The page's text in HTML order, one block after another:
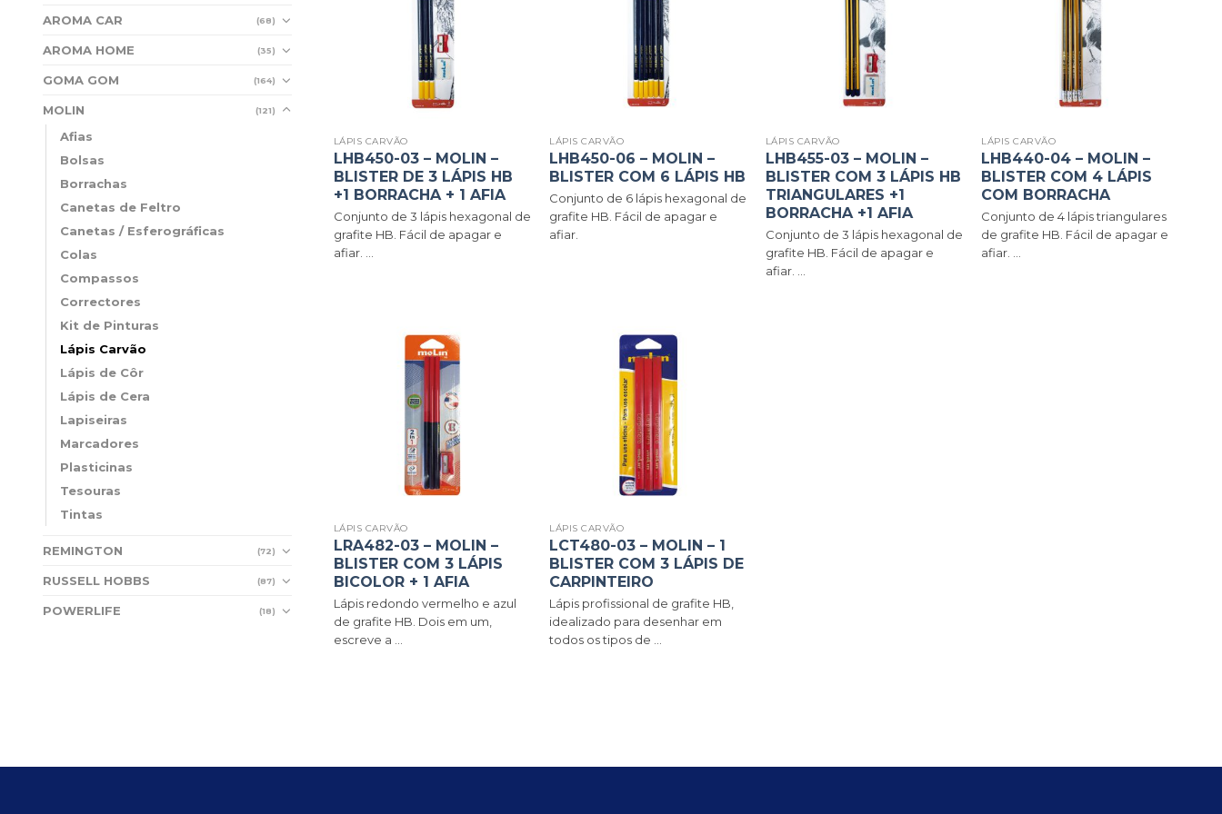
AROMA CAR (68)
AROMA HOME (35)
GOMA GOM (164)
MOLIN (121)
Afias
Bolsas
Borrachas
Canetas de Feltro
Canetas / Esferográficas
Colas
Compassos
Correctores
Kit de Pinturas
Lápis Carvão
Lápis de Côr
Lápis de Cera
Lapiseiras
Marcadores
Plasticinas
Tesouras
Tintas
REMINGTON (72)
RUSSELL HOBBS (87)
POWERLIFE (18)
LÁPIS CARVÃO
LHB450-03 – MOLIN –
BLISTER DE 3 LÁPIS HB
+1 BORRACHA + 1 AFIA
Conjunto de 3 lápis hexagonal de
grafite HB. Fácil de apagar e
afiar. ...
LÁPIS CARVÃO
LHB450-06 – MOLIN –
BLISTER COM 6 LÁPIS HB
Conjunto de 6 lápis hexagonal de
grafite HB. Fácil de apagar e
afiar.
LÁPIS CARVÃO
LHB455-03 – MOLIN –
BLISTER COM 3 LÁPIS HB
TRIANGULARES +1
BORRACHA +1 AFIA
Conjunto de 3 lápis hexagonal de
grafite HB. Fácil de apagar e
afiar. ...
LÁPIS CARVÃO
LHB440-04 – MOLIN –
BLISTER COM 4 LÁPIS
COM BORRACHA
Conjunto de 4 lápis triangulares
de grafite HB. Fácil de apagar e
afiar. ...
LÁPIS CARVÃO
LRA482-03 – MOLIN –
BLISTER COM 3 LÁPIS
BICOLOR + 1 AFIA
Lápis redondo vermelho e azul
de grafite HB. Dois em um,
escreve a ...
LÁPIS CARVÃO
LCT480-03 – MOLIN – 1
BLISTER COM 3 LÁPIS DE
CARPINTEIRO
Lápis profissional de grafite HB,
idealizado para desenhar em
todos os tipos de ...